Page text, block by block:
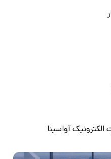
الکترونیک آواسینا